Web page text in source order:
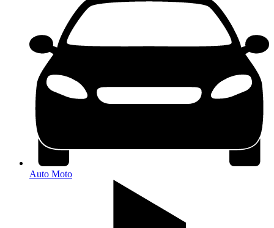
Auto Moto